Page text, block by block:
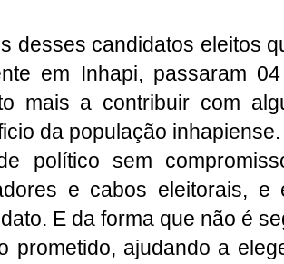
desses candidatos eleitos
em Inhapi, passaram
mais a contribuir com
da população
político sem
e cabos eleitorais, e
E da forma que não é
prometido, ajudando a